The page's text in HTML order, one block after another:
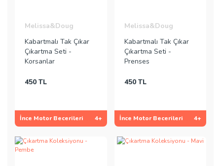
Melissa&Doug
Kabartmalı Tak Çıkar
Çıkartma Seti -
Korsanlar
450 TL
İnce Motor Becerileri 4+
Melissa&Doug
Kabartmalı Tak Çıkar
Çıkartma Seti -
Prenses
450 TL
İnce Motor Becerileri 4+